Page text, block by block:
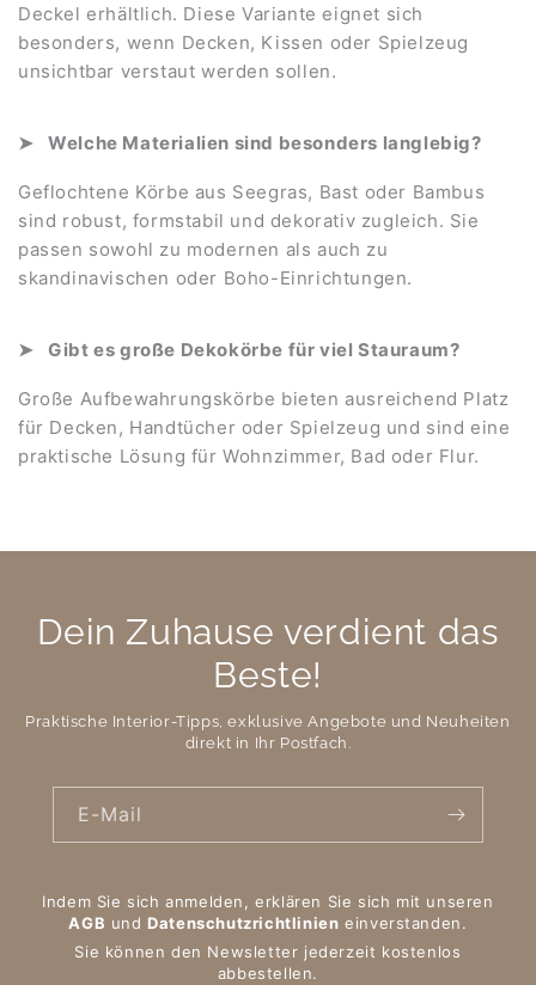
Deckel erhältlich. Diese Variante eignet sich
besonders, wenn Decken, Kissen oder Spielzeug
unsichtbar verstaut werden sollen.
Welche Materialien sind besonders langlebig?
Geflochtene Körbe aus Seegras, Bast oder Bambus
sind robust, formstabil und dekorativ zugleich. Sie
passen sowohl zu modernen als auch zu
skandinavischen oder Boho-Einrichtungen.
Gibt es große Dekokörbe für viel Stauraum?
Große Aufbewahrungskörbe bieten ausreichend Platz
für Decken, Handtücher oder Spielzeug und sind eine
praktische Lösung für Wohnzimmer, Bad oder Flur.
Dein Zuhause verdient das
Beste!
Praktische Interior-Tipps, exklusive Angebote und Neuheiten
direkt in Ihr Postfach.
E-Mail
Indem Sie sich anmelden, erklären Sie sich mit unseren
AGB undDatenschutzrichtlinien einverstanden.
Sie können den Newsletter jederzeit kostenlos
abbestellen.